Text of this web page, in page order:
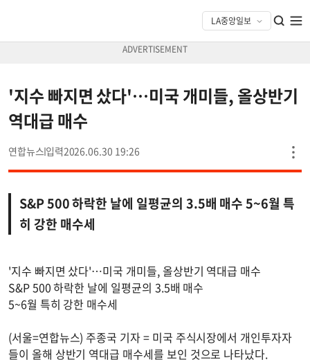
'지수 빠지면 샀다'…미국 개미들, 올상반기
역대급 매수
연합뉴스 2026.06.30 19:26
S&P 500 하락한 날에 일평균의 3.5배 매수 5~6월 특
히 강한 매수세
'지수 빠지면 샀다'…미국 개미들, 올상반기 역대급 매수
S&P 500 하락한 날에 일평균의 3.5배 매수
5~6월 특히 강한 매수세
(서울=연합뉴스) 주종국 기자 = 미국 주식시장에서 개인투자자
들이 올해 상반기 역대급 매수세를 보인 것으로 나타났다.